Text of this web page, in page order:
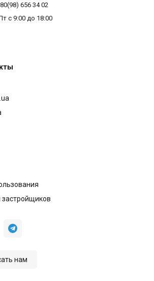
656 34 02
с 9:00 до 18:00

нам